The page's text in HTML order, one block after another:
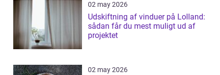
02 may 2026
Udskiftning af vinduer på Lolland:
sådan får du mest muligt ud af
projektet
02 may 2026